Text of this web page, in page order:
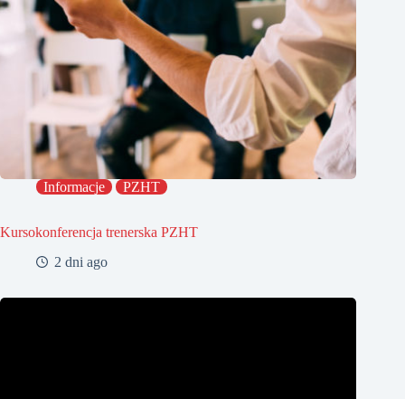
Informacje PZHT
Kursokonferencja trenerska PZHT
2 dni ago